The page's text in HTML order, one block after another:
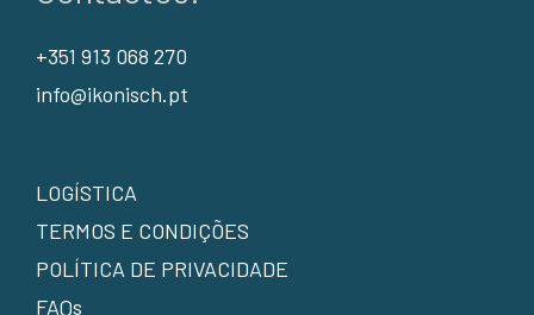
+351 913 068 270
info@ikonisch.pt
LOGÍSTICA
TERMOS E CONDIÇÕES
POLÍTICA DE PRIVACIDADE
FAQs